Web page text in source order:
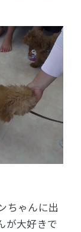
ちゃんに出
が大好きで